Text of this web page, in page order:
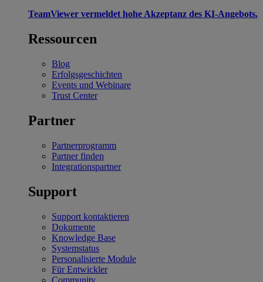
TeamViewer vermeldet hohe Akzeptanz des KI-Angebots.
Ressourcen
Blog
Erfolgsgeschichten
Events und Webinare
Trust Center
Partner
Partnerprogramm
Partner finden
Integrationspartner
Support
Support kontaktieren
Dokumente
Knowledge Base
Systemstatus
Personalisierte Module
Für Entwickler
Community